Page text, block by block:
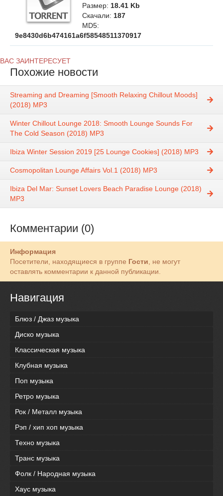
Размер: 18.41 Kb
Скачали: 187
MD5:
9e8430d6b474161a6f58548511370917
ВАС ЗАИНТЕРЕСУЕТ
Похожие новости
Streaming and Dreaming [Smooth Relaxing Chillout Moods]
(2018) MP3
Winter Chillout Lounge 2018: Smooth Lounge Sounds For
The Cold Season (2018) MP3
Ibiza Winter Session 2019 [25 Lounge Cookies] (2018) MP3
Cosmopolitan Lounge Affairs Vol.1 (2018) MP3
Ibiza Del Mar: Sunset Lovers Beach Paradise Lounge (2018)
MP3
Комментарии (0)
Информация
Посетители, находящиеся в группе Гости, не могут
оставлять комментарии к данной публикации.
Навигация
Блюз / Джаз музыка
Диско музыка
Классическая музыка
Клубная музыка
Поп музыка
Ретро музыка
Рок / Металл музыка
Рэп / хип хоп музыка
Техно музыка
Транс музыка
Фолк / Народная музыка
Хаус музыка